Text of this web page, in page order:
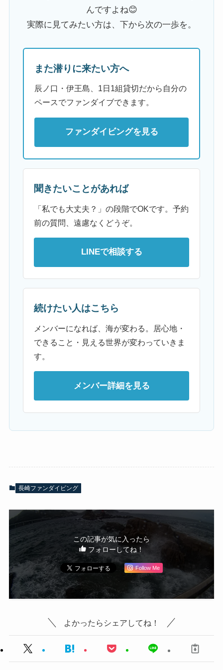
んですよね😊
実際に見てみたい方は、下から次の一歩を。
また潜りに来たい方へ
辰ノ口・伊王島、1日1組貸切だから自分の
ペースでファンダイブできます。
ファンダイビングを見る
聞きたいことがあれば
「私でも大丈夫？」の段階でOKです。予約
前の質問、遠慮なくどうぞ。
LINEで相談する
続けたい人はこちら
メンバーになれば、海が変わる。居心地・
できること・見える世界が変わっていきま
す。
メンバー詳細を見る
長崎ファンダイビング
この記事が気に入ったら
フォローしてね！
Follow Me
よかったらシェアしてね！